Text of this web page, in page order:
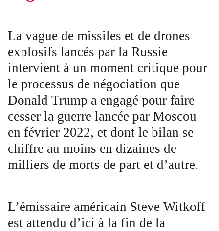
La vague de missiles et de drones
explosifs lancés par la Russie
intervient à un moment critique pour
le processus de négociation que
Donald Trump a engagé pour faire
cesser la guerre lancée par Moscou
en février 2022, et dont le bilan se
chiffre au moins en dizaines de
milliers de morts de part et d’autre.
L’émissaire américain Steve Witkoff
est attendu d’ici à la fin de la